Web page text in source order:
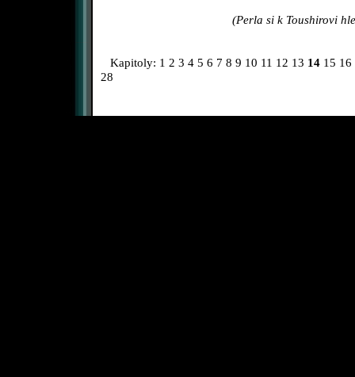
(Perla si k Toushirovi
Kapitoly: 1 2 3 4 5 6 7 8 9 10 11 12 13 14 15 16
28